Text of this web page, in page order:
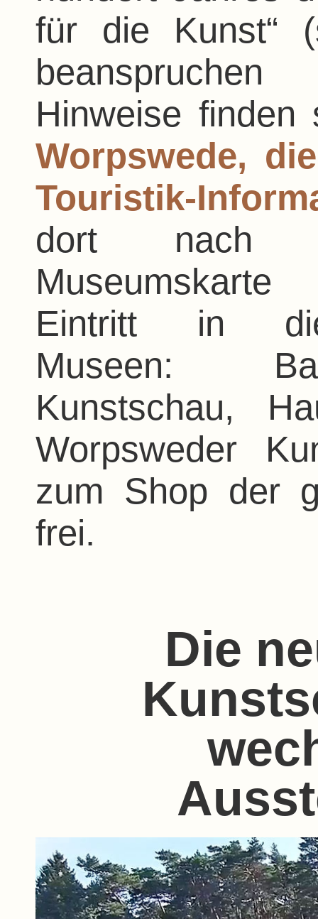
für die Kunst“
Hinweise
Worpswede,
Touristik-
dort nach
Eintritt in
Museen:
Kunstschau,
Worpsweder
zum Shop der
frei.
Die